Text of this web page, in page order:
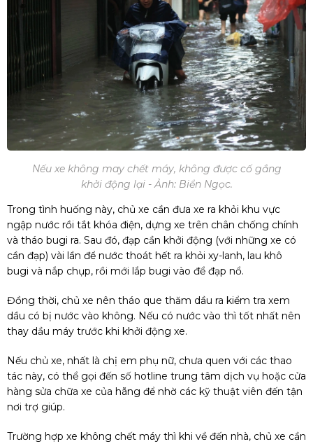
Nếu xe không may chết máy, không được cố gắng
khởi động lại - Ảnh: Biển Ngọc.
Trong tình huống này, chủ xe cần đưa xe ra khỏi khu vực
ngập nước rồi tắt khóa điện, dựng xe trên chân chống chính
và tháo bugi ra. Sau đó, đạp cần khởi động (với những xe có
cần đạp) vài lần để nước thoát hết ra khỏi xy-lanh, lau khô
bugi và nắp chụp, rồi mới lắp bugi vào để đạp nổ.
Đồng thời, chủ xe nên tháo que thăm dầu ra kiểm tra xem
dầu có bị nước vào không. Nếu có nước vào thì tốt nhất nên
thay dầu máy trước khi khởi động xe.
Nếu chủ xe, nhất là chị em phụ nữ, chưa quen với các thao
tác này, có thể gọi đến số hotline trung tâm dịch vụ hoặc cửa
hàng sửa chữa xe của hãng để nhờ các kỹ thuật viên đến tận
nơi trợ giúp.
Trường hợp xe không chết máy thì khi về đến nhà, chủ xe cần